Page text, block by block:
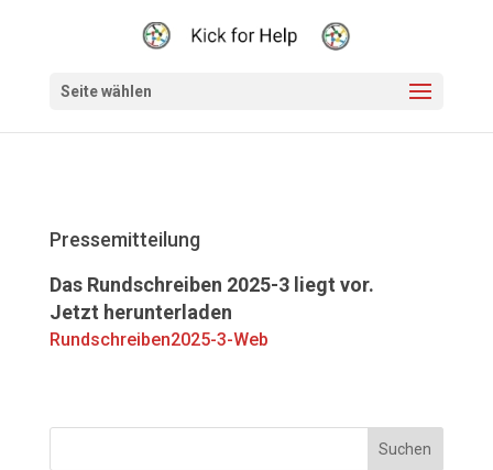
Seite wählen
Pressemitteilung
Das Rundschreiben 2025-3 liegt vor.
Jetzt herunterladen
Rundschreiben2025-3-Web